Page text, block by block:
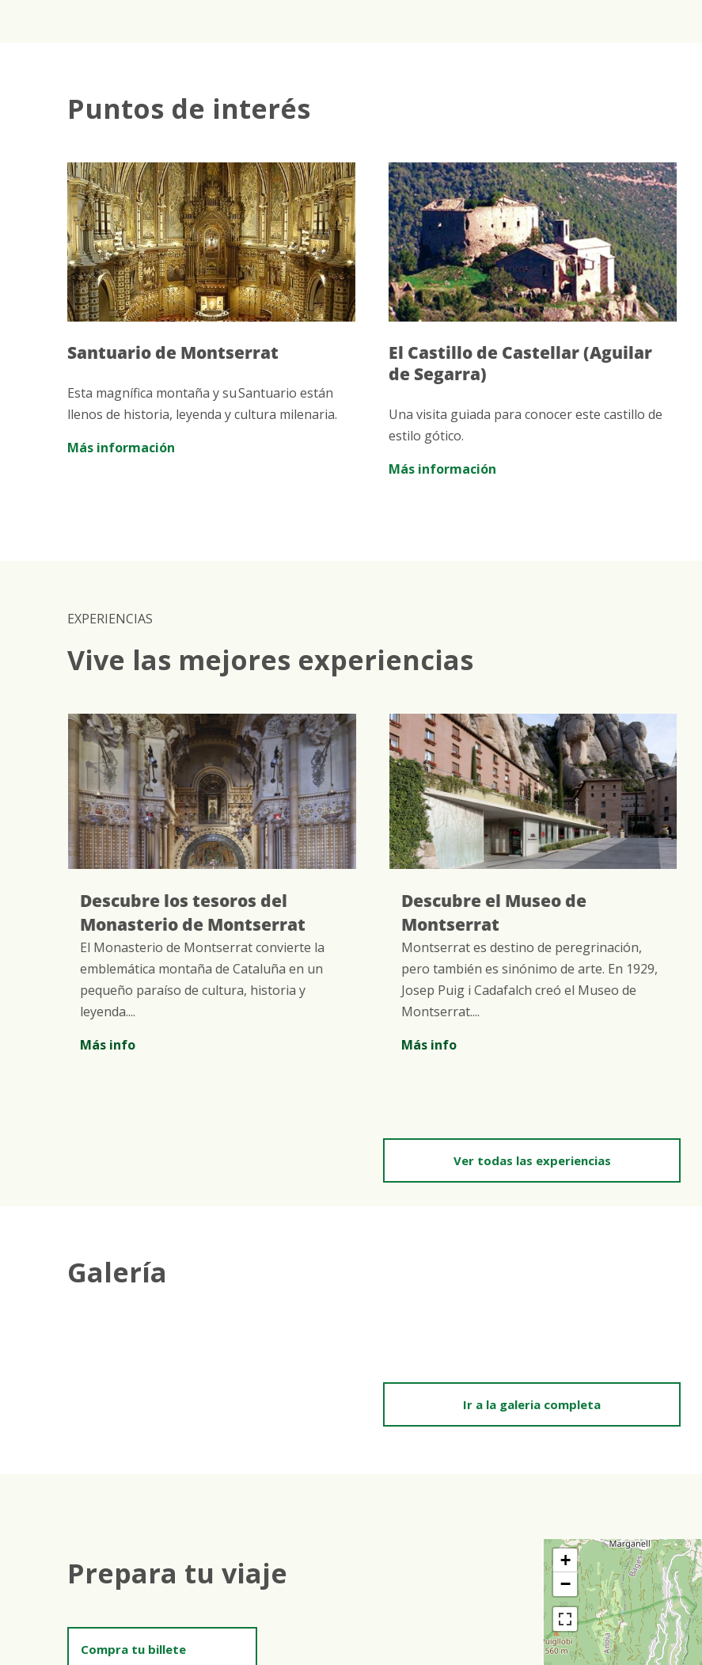
Puntos de interés
Santuario de Montserrat
Esta magnífica montaña y su Santuario están
llenos de historia, leyenda y cultura milenaria.
Más información
El Castillo de Castellar (Aguilar
de Segarra)
Una visita guiada para conocer este castillo de
estilo gótico.
Más información
EXPERIENCIAS
Vive las mejores experiencias
Descubre los tesoros del
Monasterio de Montserrat
El Monasterio de Montserrat convierte la
emblemática montaña de Cataluña en un
pequeño paraíso de cultura, historia y
leyenda....
Más info
Descubre el Museo de
Montserrat
Montserrat es destino de peregrinación,
pero también es sinónimo de arte. En 1929,
Josep Puig i Cadafalch creó el Museo de
Montserrat....
Más info
Ver todas las experiencias
Galería
Ir a la galeria completa
Prepara tu viaje
+
−